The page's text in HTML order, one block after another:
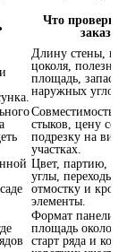
Что
заказом
Длину стены,
цоколя, полезную
площадь, запас и
наружных углов.
Совместимость
стыков, цену
подрезку на
участках.
Цвет, партию,
углы, переходы
отмостку и
элементы.
Формат панели,
площадь около
старт ряда и